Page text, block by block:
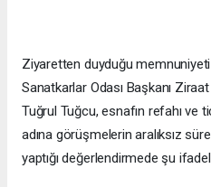
Ziyaretten duyduğu
Sanatkarlar Odası Başkanı
Tuğrul Tuğcu, esnafın refahı ve
adına görüşmelerin aralıksız
yaptığı değerlendirmede şu